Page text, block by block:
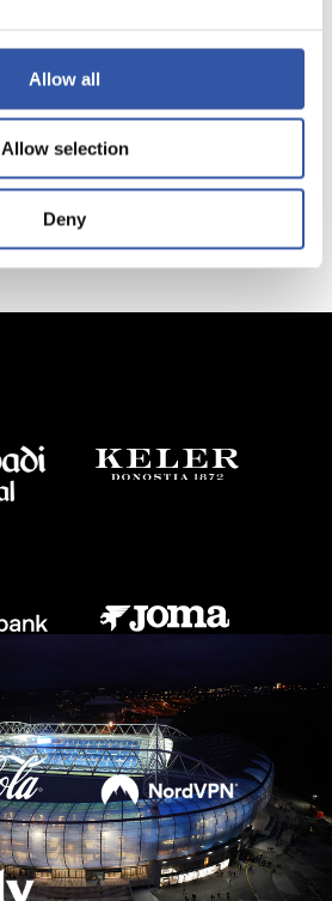
Allow all
Allow selection
Deny
protección de
datos”